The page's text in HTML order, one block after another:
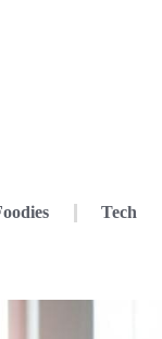
Tech